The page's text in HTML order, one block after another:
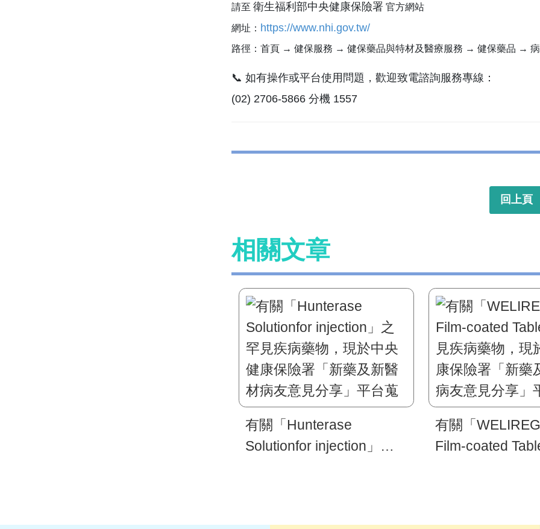
請至 衛生福利部中央健康保險署 官方網站
網址： https://www.nhi.gov.tw/
路徑：首頁 → 健保服務 → 健保藥品與特材及醫療服務 → 健保藥品 →
📞 如有操作或平台使用問題，歡迎致電諮詢服務專線：
(02) 2706-5866 分機 1557
回上頁
相關文章
有關「Hunterase
Solutionfor injection」之
有關「
Film-coated